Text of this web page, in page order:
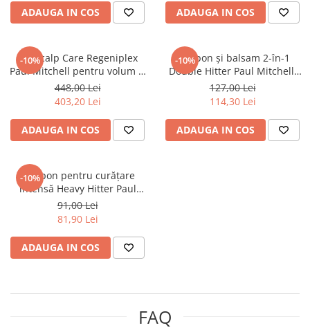
Pentru copii
Clean beauty
Tea tree
Pentru copii
Clean beauty
Tea tree
hidratare, reîmprospătare
Clean Beauty
Clean Beauty Scalp
Clean Beauty Everyday
Clean Beauty Smooth
Clean Beauty Repair
Clean Beauty Style
Clean Beauty Color Protect
BondRx
Forever Blonde
Platinum Blonde
Paul Mitchell Originals
Clear
Styling gel
ADAUGA IN COS ADAUGA IN COS
-10%
Set Scalp Care Regeniplex
Paul Mitchell pentru volum și
fortificare
448,00 Lei
403,20 Lei
ADAUGA IN COS
-10%
Șampon și balsam 2-în-1
Double Hitter Paul Mitchell,
250 ml
127,00 Lei
114,30 Lei
ADAUGA IN COS
-10%
Șampon pentru curățare
intensă Heavy Hitter Paul
Mitchell, 200 ml
91,00 Lei
81,90 Lei
ADAUGA IN COS
FAQ